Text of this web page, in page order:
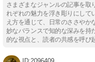
さまざまなジャンルの記事を取
れぞれの魅力を浮き彫りにして
え方を通じて、日常のささやか
妙なバランスで知的な深みを持
的な視点と、読者の共感を呼び